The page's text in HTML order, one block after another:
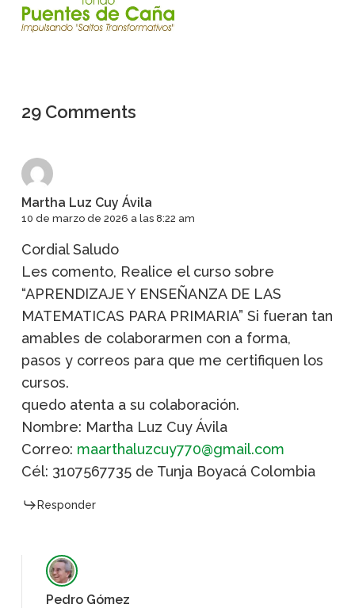
29 Comments
Martha Luz Cuy Ávila
10 de marzo de 2026 a las 8:22 am
Cordial Saludo
Les comento, Realice el curso sobre
“APRENDIZAJE Y ENSEÑANZA DE LAS
MATEMATICAS PARA PRIMARIA” Si fueran tan
amables de colaborarmen con a forma,
pasos y correos para que me certifiquen los
cursos.
quedo atenta a su colaboración.
Nombre: Martha Luz Cuy Ávila
Correo: maarthaluzcuy770@gmail.com
Cél: 3107567735 de Tunja Boyacá Colombia
Responder
Pedro Gómez